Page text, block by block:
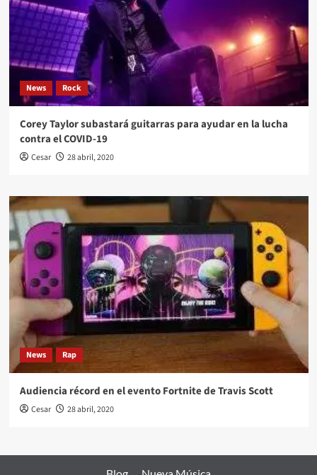
News Rock
Corey Taylor subastará guitarras para ayudar en la lucha
contra el COVID-19
Cesar 28 abril, 2020
News Rap
Audiencia récord en el evento Fortnite de Travis Scott
Cesar 28 abril, 2020